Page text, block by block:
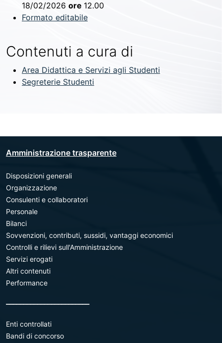
18/02/2026 ore 12.00
Formato editabile
Contenuti a cura di
Area Didattica e Servizi agli Studenti
Segreterie Studenti
Amministrazione trasparente
Disposizioni generali
Organizzazione
Consulenti e collaboratori
Personale
Bilanci
Sovvenzioni, contributi, sussidi, vantaggi economici
Controlli e rilievi sull'Amministrazione
Servizi erogati
Altri contenuti
Performance
Enti controllati
Bandi di concorso